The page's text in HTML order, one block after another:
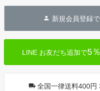
新規会員登録で
LINE お友だち追加で5
全国一律送料400円